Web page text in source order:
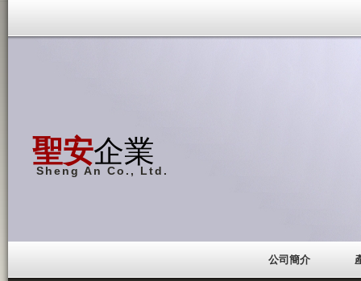
聖安企業
Sheng An Co., Ltd.
公司簡介